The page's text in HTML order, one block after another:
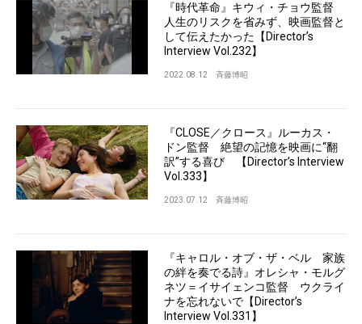
『時代革命』キウィ・チョウ監督
人生のリスクを省みず、映画監督と
して伝えたかった【Director’s
Interview Vol.232】
2022.08.12 斉藤博昭
『CLOSE／クロース』ルーカス・
ドン監督 絶望の記憶を映画に“翻
訳”する喜び 【Director’s Interview
Vol.333】
2023.07.12 斉藤博昭
『キャロル・オブ・ザ・ベル 家族
の絆を奏でる詩』オレシャ・モルグ
ネツ＝イサイェンコ監督 ウクライ
ナを忘れないで【Director’s
Interview Vol.331】